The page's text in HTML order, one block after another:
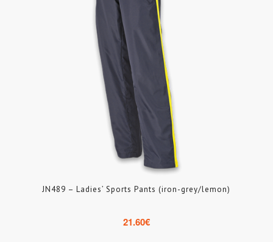
JN489 – Ladies’ Sports Pants (iron-grey/lemon)
21.60€